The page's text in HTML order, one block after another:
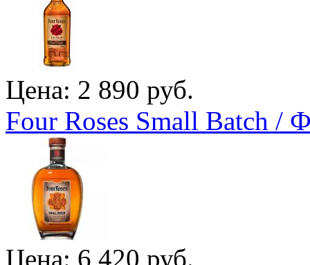
Цена: 2 890 руб.
Four Roses Small Batch /
Цена: 6 420 руб.